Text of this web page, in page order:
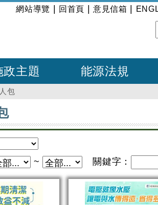
:::
網站導覽 回首頁 意見信箱
政主題 能源法規
包
~ 關鍵字：